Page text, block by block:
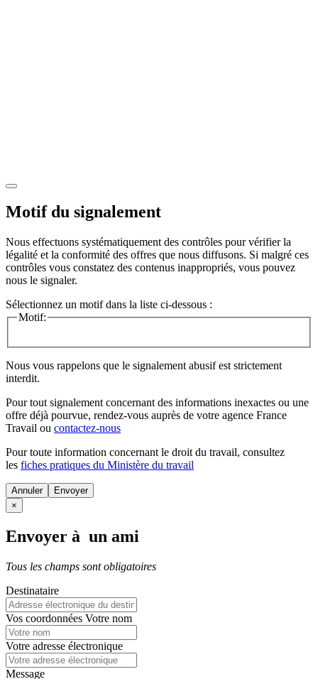
Motif du signalement
Nous effectuons systématiquement des contrôles pour vérifier la
légalité et la conformité des offres que nous diffusons. Si malgré ces
contrôles vous constatez des contenus inappropriés, vous pouvez
nous le signaler.
Sélectionnez un motif dans la liste ci-dessous :
Motif:
Nous vous rappelons que le signalement abusif est strictement
interdit.
Pour tout signalement concernant des informations inexactes ou une
offre déjà pourvue, rendez-vous auprès de votre agence France
Travail ou contactez-nous
Pour toute information concernant le droit du travail, consultez
les fiches pratiques du Ministère du travail
Annuler
×
Envoyer à un ami
Tous les champs sont obligatoires
Destinataire
Vos coordonnées Votre nom
Votre adresse électronique
Message